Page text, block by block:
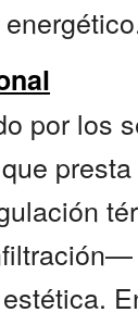
por los